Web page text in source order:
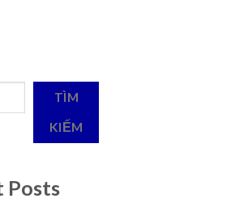
TÌM
KIẾM
Posts